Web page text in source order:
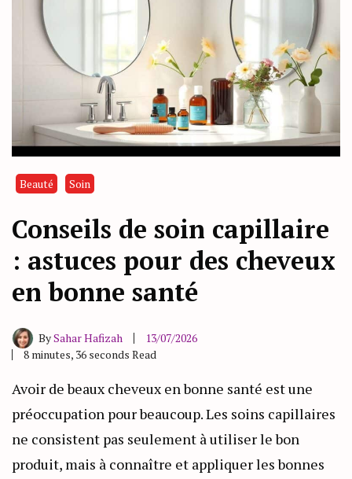
Beauté Soin
Conseils de soin capillaire
: astuces pour des cheveux
en bonne santé
BySahar Hafizah
13/07/2026
8 minutes, 36 seconds Read
Avoir de beaux cheveux en bonne santé est une
préoccupation pour beaucoup. Les soins capillaires
ne consistent pas seulement à utiliser le bon
produit, mais à connaître et appliquer les bonnes